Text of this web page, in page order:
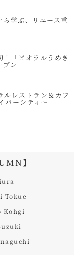
ら学ぶ、リユース重
！「ビオラルうめき
プン
ルレストラン＆カフ
バーシティ～
】
Tokue
Kohgi